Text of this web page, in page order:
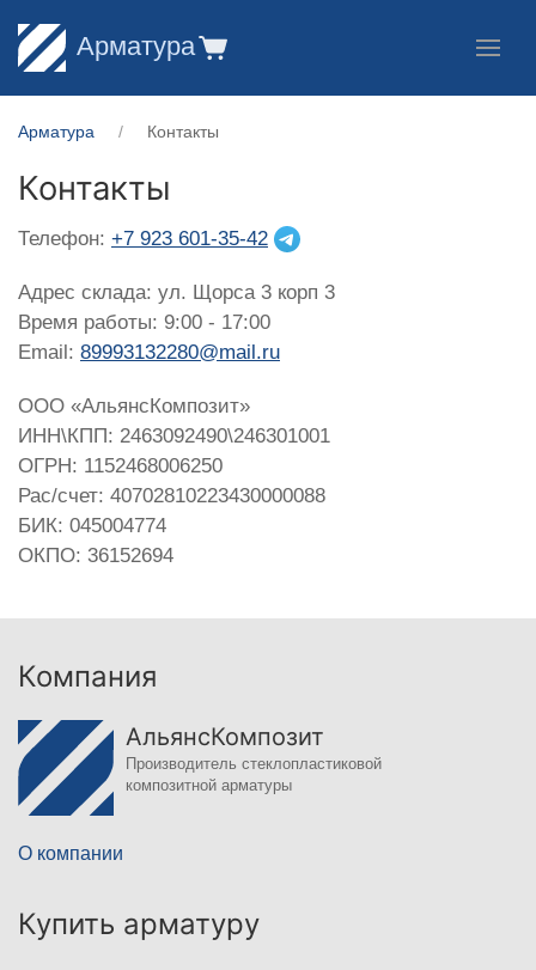
Арматура
Арматура Контакты
Контакты
Телефон: +7 923 601-35-42
Адрес склада: ул. Щорса 3 корп 3
Время работы: 9:00 - 17:00
Email: 89993132280@mail.ru
ООО «АльянсКомпозит»
ИНН\КПП: 2463092490\246301001
ОГРН: 1152468006250
Рас/счет: 40702810223430000088
БИК: 045004774
ОКПО: 36152694
Компания
АльянсКомпозит
Производитель стеклопластиковой
композитной арматуры
О компании
Купить арматуру